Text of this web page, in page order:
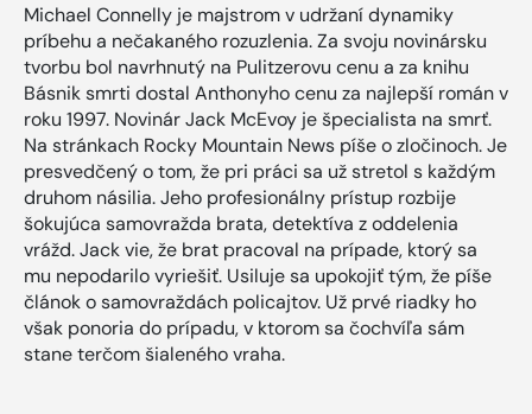
Michael Connelly je majstrom v udržaní dynamiky
príbehu a nečakaného rozuzlenia. Za svoju novinársku
tvorbu bol navrhnutý na Pulitzerovu cenu a za knihu
Básnik smrti dostal Anthonyho cenu za najlepší román v
roku 1997. Novinár Jack McEvoy je špecialista na smrť.
Na stránkach Rocky Mountain News píše o zločinoch. Je
presvedčený o tom, že pri práci sa už stretol s každým
druhom násilia. Jeho profesionálny prístup rozbije
šokujúca samovražda brata, detektíva z oddelenia
vrážd. Jack vie, že brat pracoval na prípade, ktorý sa
mu nepodarilo vyriešiť. Usiluje sa upokojiť tým, že píše
článok o samovraždách policajtov. Už prvé riadky ho
však ponoria do prípadu, v ktorom sa čochvíľa sám
stane terčom šialeného vraha.